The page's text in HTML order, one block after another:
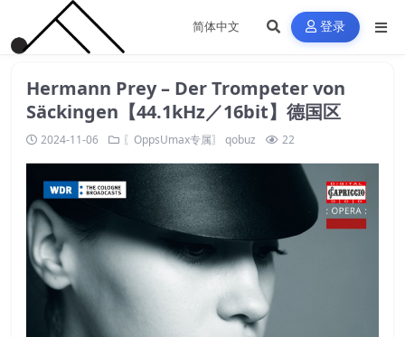
登录
Hermann Prey – Der Trompeter von
Säckingen【44.1kHz／16bit】德国区
2024-11-06 〖OppsUmax专属〗 qobuz 22